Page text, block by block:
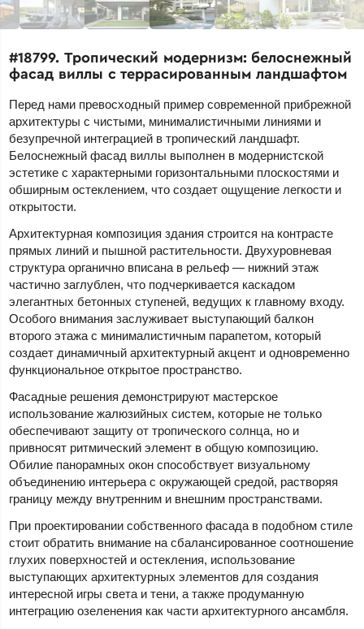
#18799. Тропический модернизм: белоснежный
фасад виллы с террасированным ландшафтом
Перед нами превосходный пример современной прибрежной
архитектуры с чистыми, минималистичными линиями и
безупречной интеграцией в тропический ландшафт.
Белоснежный фасад виллы выполнен в модернистской
эстетике с характерными горизонтальными плоскостями и
обширным остеклением, что создает ощущение легкости и
открытости.
Архитектурная композиция здания строится на контрасте
прямых линий и пышной растительности. Двухуровневая
структура органично вписана в рельеф — нижний этаж
частично заглублен, что подчеркивается каскадом
элегантных бетонных ступеней, ведущих к главному входу.
Особого внимания заслуживает выступающий балкон
второго этажа с минималистичным парапетом, который
создает динамичный архитектурный акцент и одновременно
функциональное открытое пространство.
Фасадные решения демонстрируют мастерское
использование жалюзийных систем, которые не только
обеспечивают защиту от тропического солнца, но и
привносят ритмический элемент в общую композицию.
Обилие панорамных окон способствует визуальному
объединению интерьера с окружающей средой, растворяя
границу между внутренним и внешним пространствами.
При проектировании собственного фасада в подобном стиле
стоит обратить внимание на сбалансированное соотношение
глухих поверхностей и остекления, использование
выступающих архитектурных элементов для создания
интересной игры света и тени, а также продуманную
интеграцию озеленения как части архитектурного ансамбля.